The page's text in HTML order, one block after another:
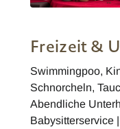
Freizeit &
Swimmingpoo,
Schnorcheln,
Abendliche
Babysitterservice